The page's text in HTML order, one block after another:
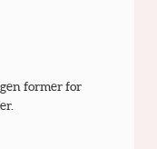
former for